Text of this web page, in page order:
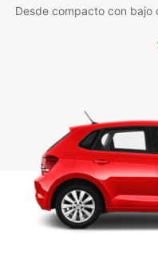
Desde compacto con bajo